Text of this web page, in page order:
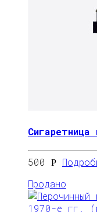
500 Р
Продано